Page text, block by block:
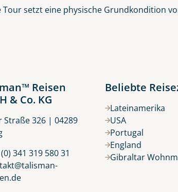
Tour setzt eine physische Grundkondition
Reisen
& Co. KG
Straße 326 | 04289
341 319 580 31
Beliebte
Lateinamerika
USA
Portugal
England
Gibraltar